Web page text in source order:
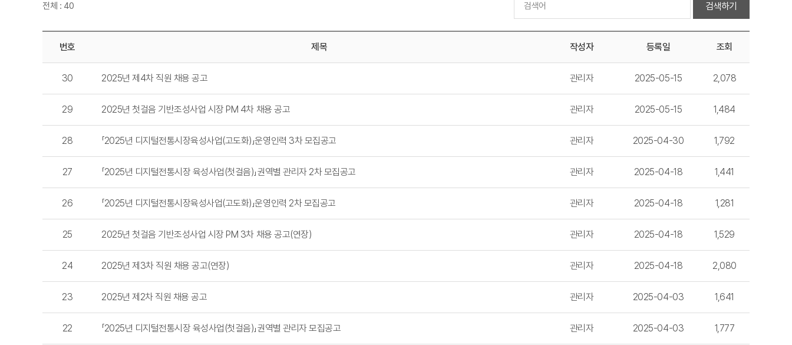
전체 : 40 검색하기
번호 제목 작성자 등록일 조회
30 2025년 제4차 직원 채용 공고 관리자 2025-05-15 2,078
29 2025년 첫걸음 기반조성사업 시장 PM 4차 채용 공고 관리자 2025-05-15 1,484
28 「2025년 디지털전통시장육성사업(고도화)」운영인력 3차 모집공고 관리자 2025-04-30 1,792
27 「2025년 디지털전통시장 육성사업(첫걸음)」권역별 관리자 2차 모집공고 관리자 2025-04-18 1,441
26 「2025년 디지털전통시장육성사업(고도화)」운영인력 2차 모집공고 관리자 2025-04-18 1,281
25 2025년 첫걸음 기반조성사업 시장 PM 3차 채용 공고(연장) 관리자 2025-04-18 1,529
24 2025년 제3차 직원 채용 공고(연장) 관리자 2025-04-18 2,080
23 2025년 제2차 직원 채용 공고 관리자 2025-04-03 1,641
22 「2025년 디지털전통시장 육성사업(첫걸음)」권역별 관리자 모집공고 관리자 2025-04-03 1,777